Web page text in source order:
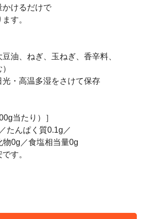
かけるだけで
す。
豆油、ねぎ、玉ねぎ、香辛料、
光・高温多湿をさけて保存
当たり）］
たんぱく質0.1g／
物0g／食塩相当量0g
す。